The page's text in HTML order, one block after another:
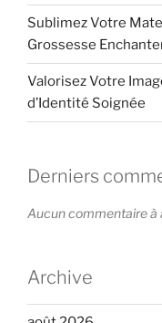
Sublimez Votre
Grossesse
Valorisez Votre
d’Identité Soignée
Derniers
Aucun commentaire à
Archive